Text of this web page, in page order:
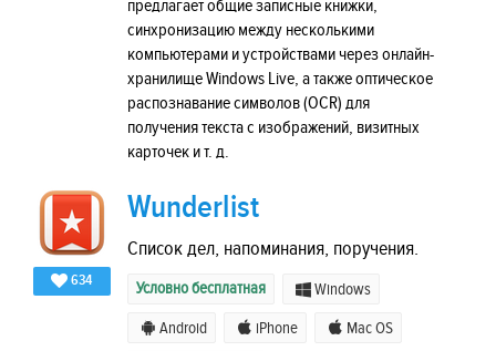
предлагает общие записные книжки,
синхронизацию между несколькими
компьютерами и устройствами через онлайн-
хранилище Windows Live, а также оптическое
распознавание символов (OCR) для
получения текста с изображений, визитных
карточек и т. д.
634
Wunderlist
Список дел, напоминания, поручения.
Условно бесплатная Windows
Android iPhone Mac OS